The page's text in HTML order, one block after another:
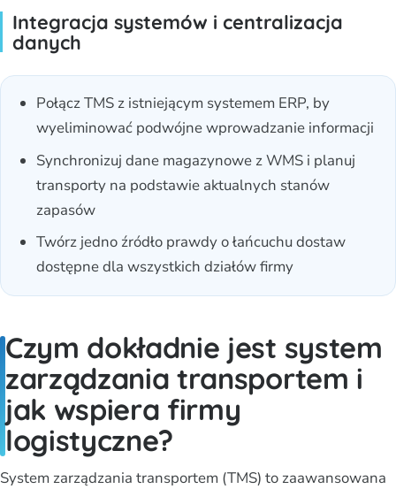
Integracja systemów i centralizacja
danych
Połącz TMS z istniejącym systemem ERP, by
wyeliminować podwójne wprowadzanie informacji
Synchronizuj dane magazynowe z WMS i planuj
transporty na podstawie aktualnych stanów
zapasów
Twórz jedno źródło prawdy o łańcuchu dostaw
dostępne dla wszystkich działów firmy
Czym dokładnie jest system
zarządzania transportem i
jak wspiera firmy
logistyczne?
System zarządzania transportem (TMS) to zaawansowana